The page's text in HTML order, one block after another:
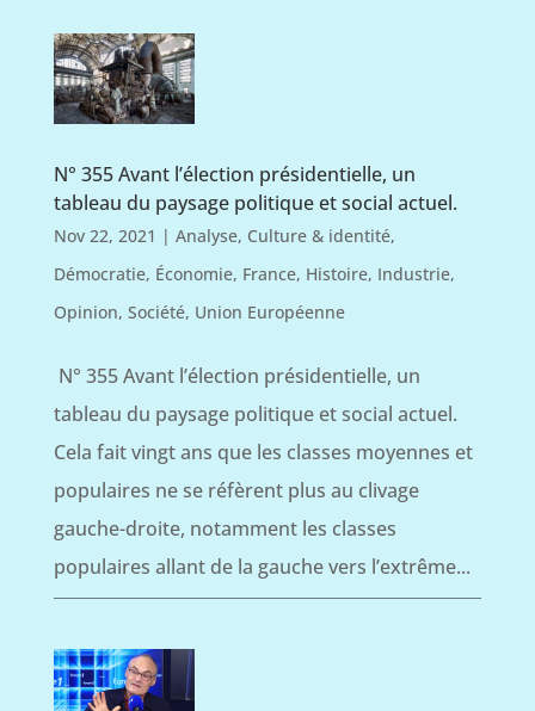
N° 355 Avant l’élection présidentielle, un
tableau du paysage politique et social actuel.
Nov 22, 2021 | Analyse, Culture & identité,
Démocratie, Économie, France, Histoire, Industrie,
Opinion, Société, Union Européenne
N° 355 Avant l’élection présidentielle, un
tableau du paysage politique et social actuel.
Cela fait vingt ans que les classes moyennes et
populaires ne se réfèrent plus au clivage
gauche-droite, notamment les classes
populaires allant de la gauche vers l’extrême...